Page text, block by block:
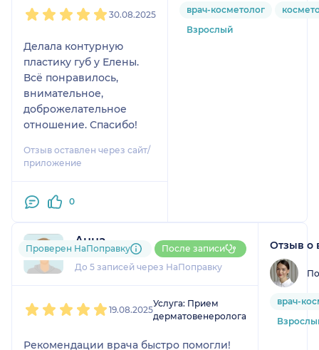
30.08.2025
Делала контурную
пластику губ у Елены.
Всё понравилось,
внимательное,
доброжелательное
отношение. Спасибо!
Отзыв оставлен через сайт/
приложение
0
врач-косметолог
Взрослый
Анна
1 отзыв
До 5 записей через НаПоправку
Проверен НаПоправку После записи
19.08.2025
Услуга: Прием
дерматовенеролога
Рекомендации врача быстро помогли!
Отзыв о
врач-